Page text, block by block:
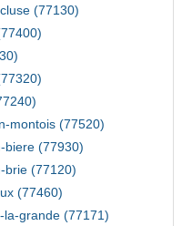
(77130)
montois (77520)
biere (77930)
brie (77120)
(77460)
la-grande (77171)